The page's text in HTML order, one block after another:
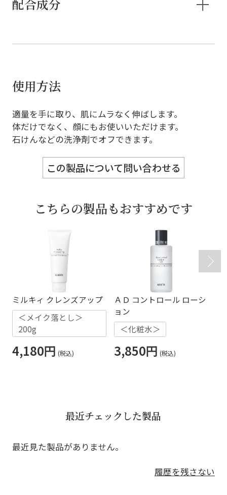
配合成分
使用方法
適量を手に取り、肌にムラなく伸ばします。
体だけでなく、顔にもお使いいただけます。
石けんなどの洗浄剤でオフできます。
この製品について問い合わせる
こちらの製品もおすすめです
ミルキィ クレンズアップ
＜メイク落とし＞
200g
4,180円
ＡＤ コントロール ローシ
ョン
＜化粧水＞
3,850円
最近チェックした製品
最近見た製品がありません。
履歴を残さない